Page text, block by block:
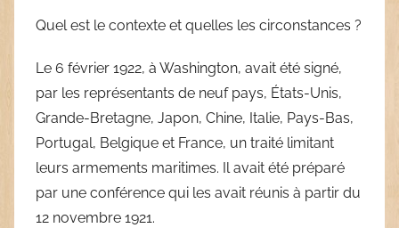
Quel est le contexte et quelles les circonstances ?
Le 6 février 1922, à Washington, avait été signé,
par les représentants de neuf pays, États-Unis,
Grande-Bretagne, Japon, Chine, Italie, Pays-Bas,
Portugal, Belgique et France, un traité limitant
leurs armements maritimes. Il avait été préparé
par une conférence qui les avait réunis à partir du
12 novembre 1921.